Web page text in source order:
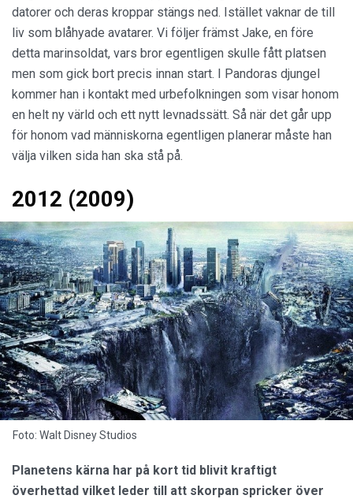
datorer och deras kroppar stängs ned. Istället vaknar de till
liv som blåhyade avatarer. Vi följer främst Jake, en före
detta marinsoldat, vars bror egentligen skulle fått platsen
men som gick bort precis innan start. I Pandoras djungel
kommer han i kontakt med urbefolkningen som visar honom
en helt ny värld och ett nytt levnadssätt. Så när det går upp
för honom vad människorna egentligen planerar måste han
välja vilken sida han ska stå på.
2012 (2009)
Foto: Walt Disney Studios
Planetens kärna har på kort tid blivit kraftigt
överhettad vilket leder till att skorpan spricker över